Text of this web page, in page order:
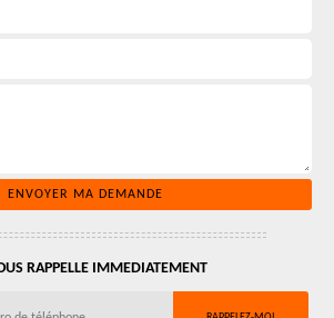
RAPPELLE IMMEDIATEMENT